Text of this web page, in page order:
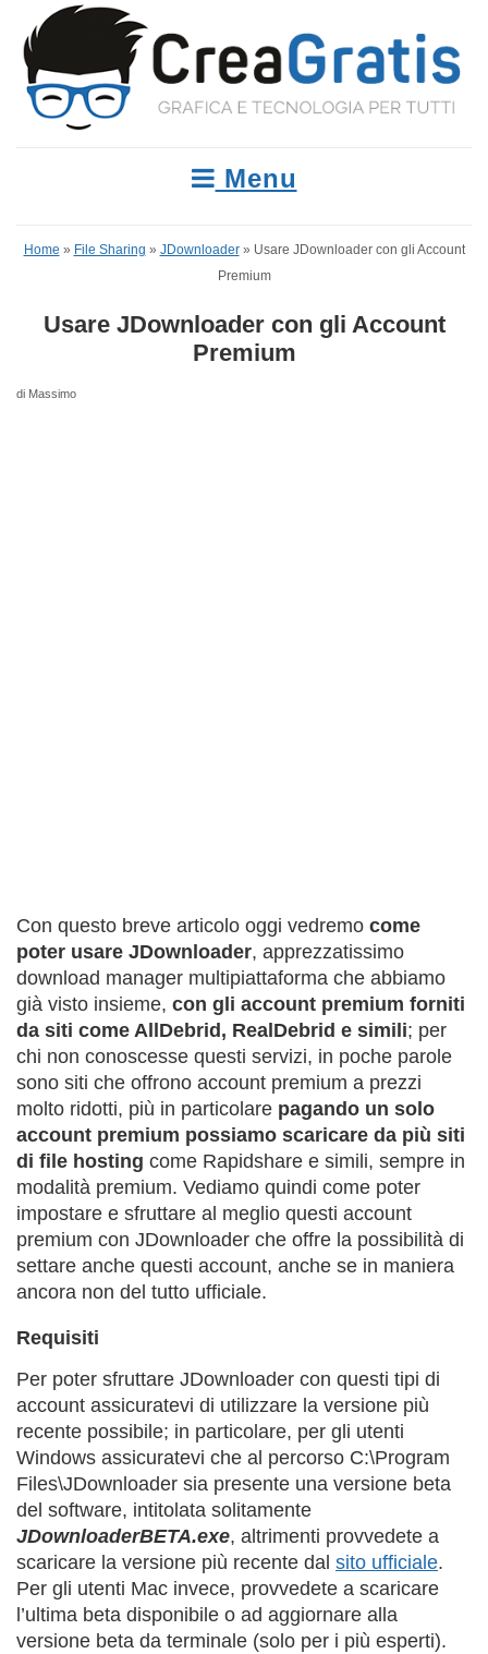
Menu
Home » File Sharing » JDownloader» Usare JDownloader con gli Account
Premium
Usare JDownloader con gli Account
Premium
di Massimo
Con questo breve articolo oggi vedremo come
poter usare JDownloader, apprezzatissimo
download manager multipiattaforma che abbiamo
già visto insieme, con gli account premium forniti
da siti come AllDebrid, RealDebrid e simili; per
chi non conoscesse questi servizi, in poche parole
sono siti che offrono account premium a prezzi
molto ridotti, più in particolare pagando un solo
account premium possiamo scaricare da più siti
di file hosting come Rapidshare e simili, sempre in
modalità premium. Vediamo quindi come poter
impostare e sfruttare al meglio questi account
premium con JDownloader che offre la possibilità di
settare anche questi account, anche se in maniera
ancora non del tutto ufficiale.
Requisiti
Per poter sfruttare JDownloader con questi tipi di
account assicuratevi di utilizzare la versione più
recente possibile; in particolare, per gli utenti
Windows assicuratevi che al percorso C:\Program
Files\JDownloader sia presente una versione beta
del software, intitolata solitamente
JDownloaderBETA.exe, altrimenti provvedete a
scaricare la versione più recente dal sito ufficiale.
Per gli utenti Mac invece, provvedete a scaricare
l’ultima beta disponibile o ad aggiornare alla
versione beta da terminale (solo per i più esperti).